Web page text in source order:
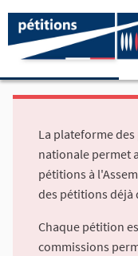
La plateforme
nationale permet
pétitions à
des pétitions déjà
Chaque pétition
commissions